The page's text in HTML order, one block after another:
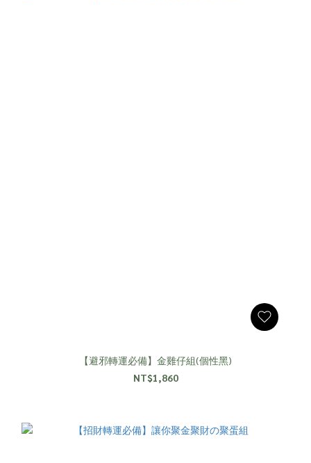
【避邪轉運必備】金雞仔組(個性黑)
NT$1,860